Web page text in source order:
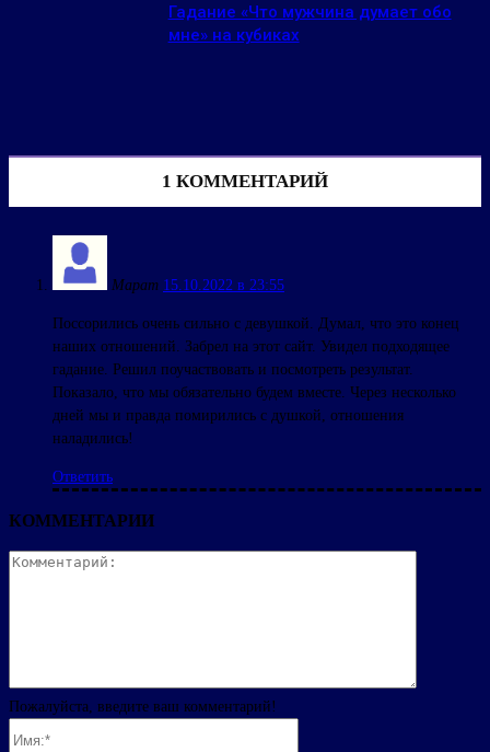
Гадание «Что мужчина думает обо
мне» на кубиках
1 КОММЕНТАРИЙ
Марат 15.10.2022 в 23:55
Поссорились очень сильно с девушкой. Думал, что это конец
наших отношений. Забрел на этот сайт. Увидел подходящее
гадание. Решил поучаствовать и посмотреть результат.
Показало, что мы обязательно будем вместе. Через несколько
дней мы и правда помирились с душкой, отношения
наладились!
Ответить
КОММЕНТАРИИ
Пожалуйста, введите ваш комментарий!